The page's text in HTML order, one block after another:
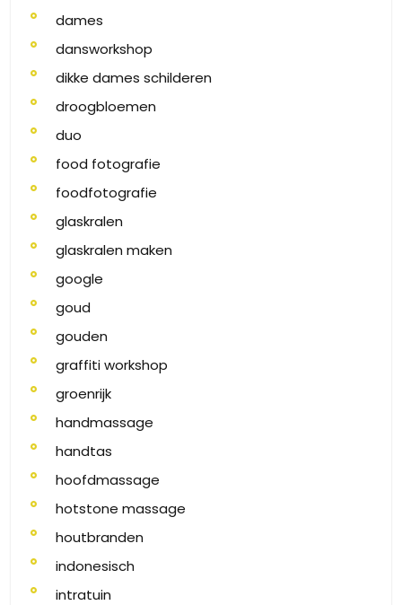
dames
dansworkshop
dikke dames schilderen
droogbloemen
duo
food fotografie
foodfotografie
glaskralen
glaskralen maken
google
goud
gouden
graffiti workshop
groenrijk
handmassage
handtas
hoofdmassage
hotstone massage
houtbranden
indonesisch
intratuin